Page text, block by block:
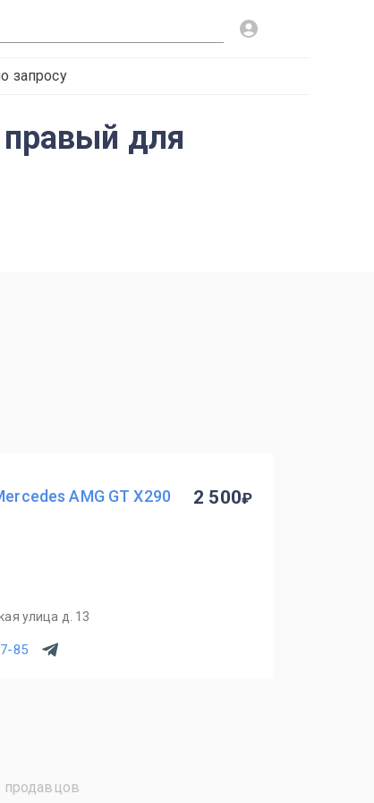
запросу
для
AMG GT X290
улица д. 13
85
2 500
продавцов